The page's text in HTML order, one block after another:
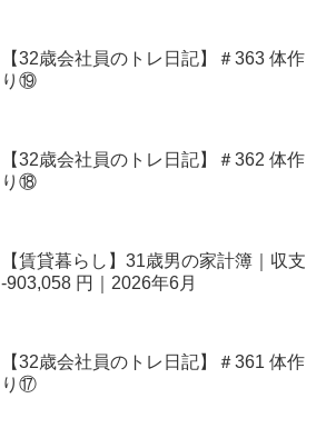
【32歳会社員のトレ日記】＃363 体作
り⑲
【32歳会社員のトレ日記】＃362 体作
り⑱
【賃貸暮らし】31歳男の家計簿｜収支
-903,058 円｜2026年6月
【32歳会社員のトレ日記】＃361 体作
り⑰